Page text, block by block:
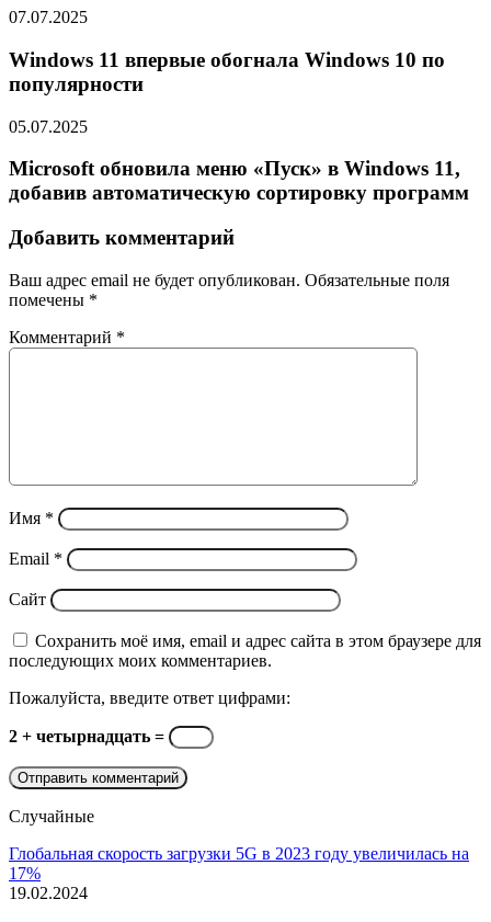
07.07.2025
Windows 11 впервые обогнала Windows 10 по
популярности
05.07.2025
Microsoft обновила меню «Пуск» в Windows 11,
добавив автоматическую сортировку программ
Добавить комментарий
Ваш адрес email не будет опубликован. Обязательные поля
помечены *
Комментарий *
Имя *
Email *
Сайт
Сохранить моё имя, email и адрес сайта в этом браузере для
последующих моих комментариев.
Пожалуйста, введите ответ цифрами:
2 + четырнадцать =
Случайные
Глобальная скорость загрузки 5G в 2023 году увеличилась на
17%
19.02.2024